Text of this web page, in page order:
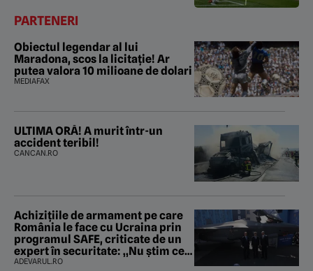
PARTENERI
Obiectul legendar al lui
Maradona, scos la licitație! Ar
putea valora 10 milioane de dolari
MEDIAFAX
ULTIMA ORĂ! A murit într-un
accident teribil!
CANCAN.RO
Achizițiile de armament pe care
România le face cu Ucraina prin
programul SAFE, criticate de un
expert în securitate: „Nu știm ce
arme ne trebuie”
ADEVARUL.RO